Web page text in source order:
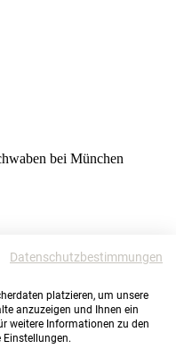
bei München
Datenschutzbestimmungen
platzieren, um unsere
anzuzeigen und Ihnen ein
weitere Informationen zu den
Einstellungen.